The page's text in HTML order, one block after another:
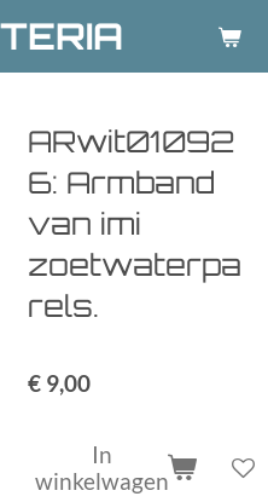
ARwit01092
6: Armband
van imi
zoetwaterpa
rels.
€ 9,00
In
winkelwagen